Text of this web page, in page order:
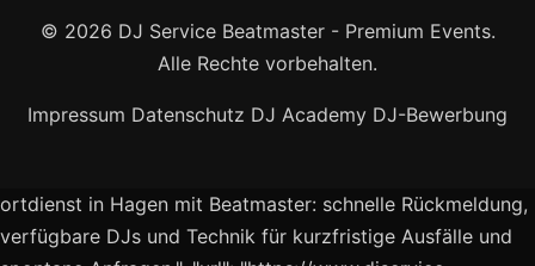
© 2026 DJ Service Beatmaster - Premium Events.
Alle Rechte vorbehalten.
Impressum Datenschutz DJ Academy DJ-Bewerbung
ortdienst in Hagen mit Beatmaster: schnelle Rückmeldung,
verfügbare DJs und Technik für kurzfristige Ausfälle und